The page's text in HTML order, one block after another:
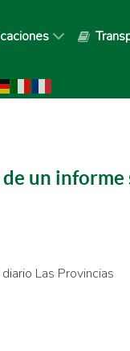
un
Las Provincias